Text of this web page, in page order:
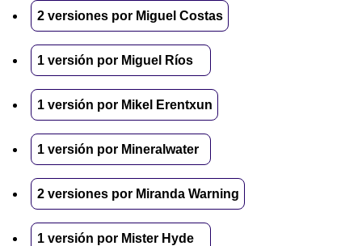
2 versiones por Miguel Costas
1 versión por Miguel Ríos
1 versión por Mikel Erentxun
1 versión por Mineralwater
2 versiones por Miranda Warning
1 versión por Mister Hyde